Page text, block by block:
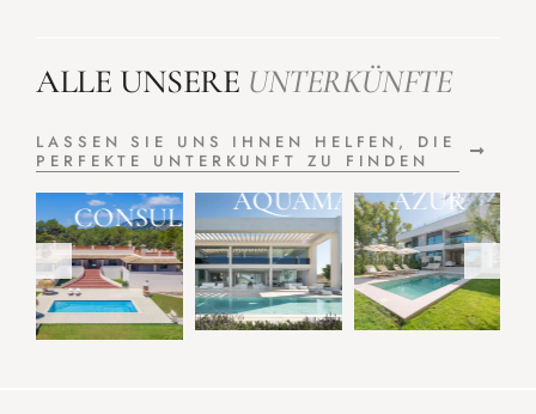
ALLE UNSERE UNTERKÜNFTE
LASSEN SIE UNS IHNEN HELFEN, DIE
PERFEKTE UNTERKUNFT ZU FINDEN
ALCUDIA
BEACH
VILLAMAR OCEAN